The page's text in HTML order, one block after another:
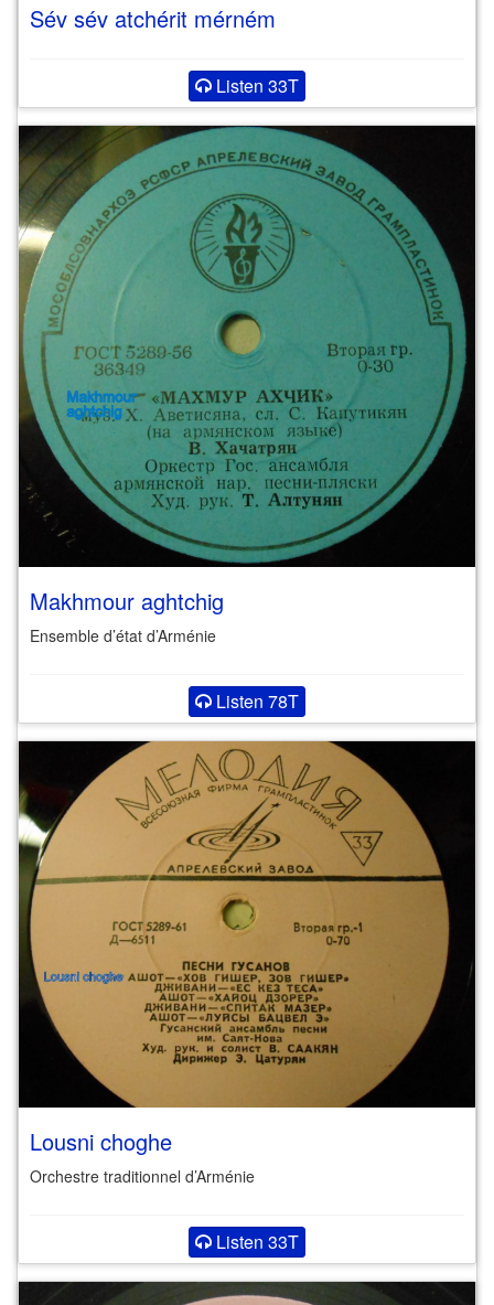
Sév sév atchérit mérném
Listen 33T
Makhmour aghtchig
Ensemble d’état d’Arménie
Listen 78T
Lousni choghe
Orchestre traditionnel d’Arménie
Listen 33T